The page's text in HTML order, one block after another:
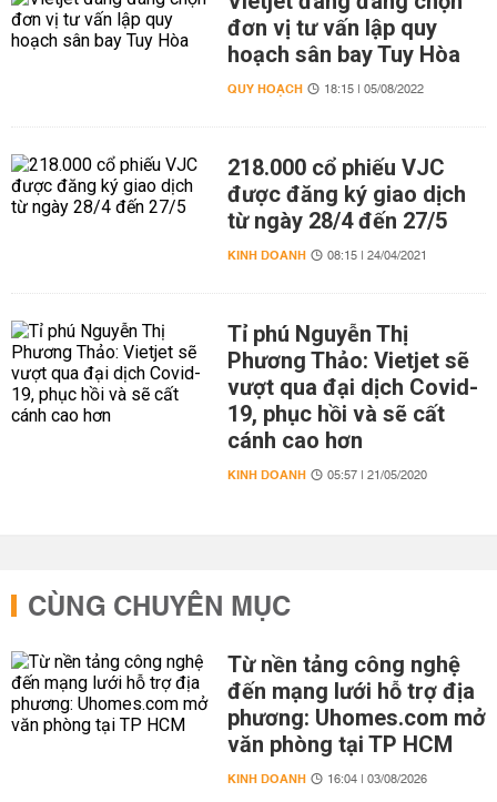
đơn vị tư vấn lập quy
hoạch sân bay Tuy Hòa
QUY HOẠCH 18:15 | 05/08/2022
218.000 cổ phiếu VJC
được đăng ký giao dịch
từ ngày 28/4 đến 27/5
KINH DOANH 08:15 | 24/04/2021
Tỉ phú Nguyễn Thị
Phương Thảo: Vietjet sẽ
vượt qua đại dịch Covid-
19, phục hồi và sẽ cất
cánh cao hơn
KINH DOANH 05:57 | 21/05/2020
CÙNG CHUYÊN MỤC
Từ nền tảng công nghệ
đến mạng lưới hỗ trợ địa
phương: Uhomes.com mở
văn phòng tại TP HCM
KINH DOANH 16:04 | 03/08/2026